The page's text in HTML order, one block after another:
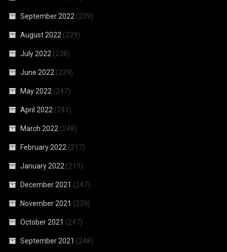
September 2022 (239)
August 2022 (229)
July 2022 (238)
June 2022 (239)
May 2022 (247)
April 2022 (241)
March 2022 (248)
February 2022 (217)
January 2022 (219)
December 2021 (247)
November 2021 (239)
October 2021 (247)
September 2021 (248)